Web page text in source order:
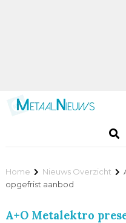
Home Nieuws Overzicht
opgefrist aanbod
A+O Metalektro